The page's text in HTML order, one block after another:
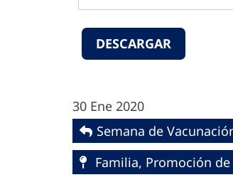
DESCARGAR
30 Ene 2020
Semana de
Familia, Promoción